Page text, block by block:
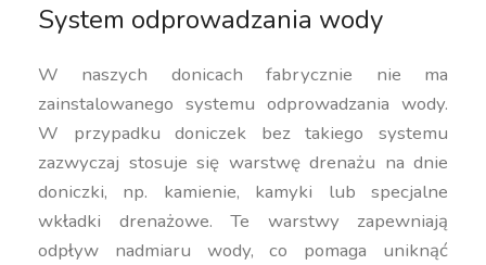
System odprowadzania wody
W naszych donicach fabrycznie nie ma
zainstalowanego systemu odprowadzania wody.
W przypadku doniczek bez takiego systemu
zazwyczaj stosuje się warstwę drenażu na dnie
doniczki, np. kamienie, kamyki lub specjalne
wkładki drenażowe. Te warstwy zapewniają
odpływ nadmiaru wody, co pomaga uniknąć